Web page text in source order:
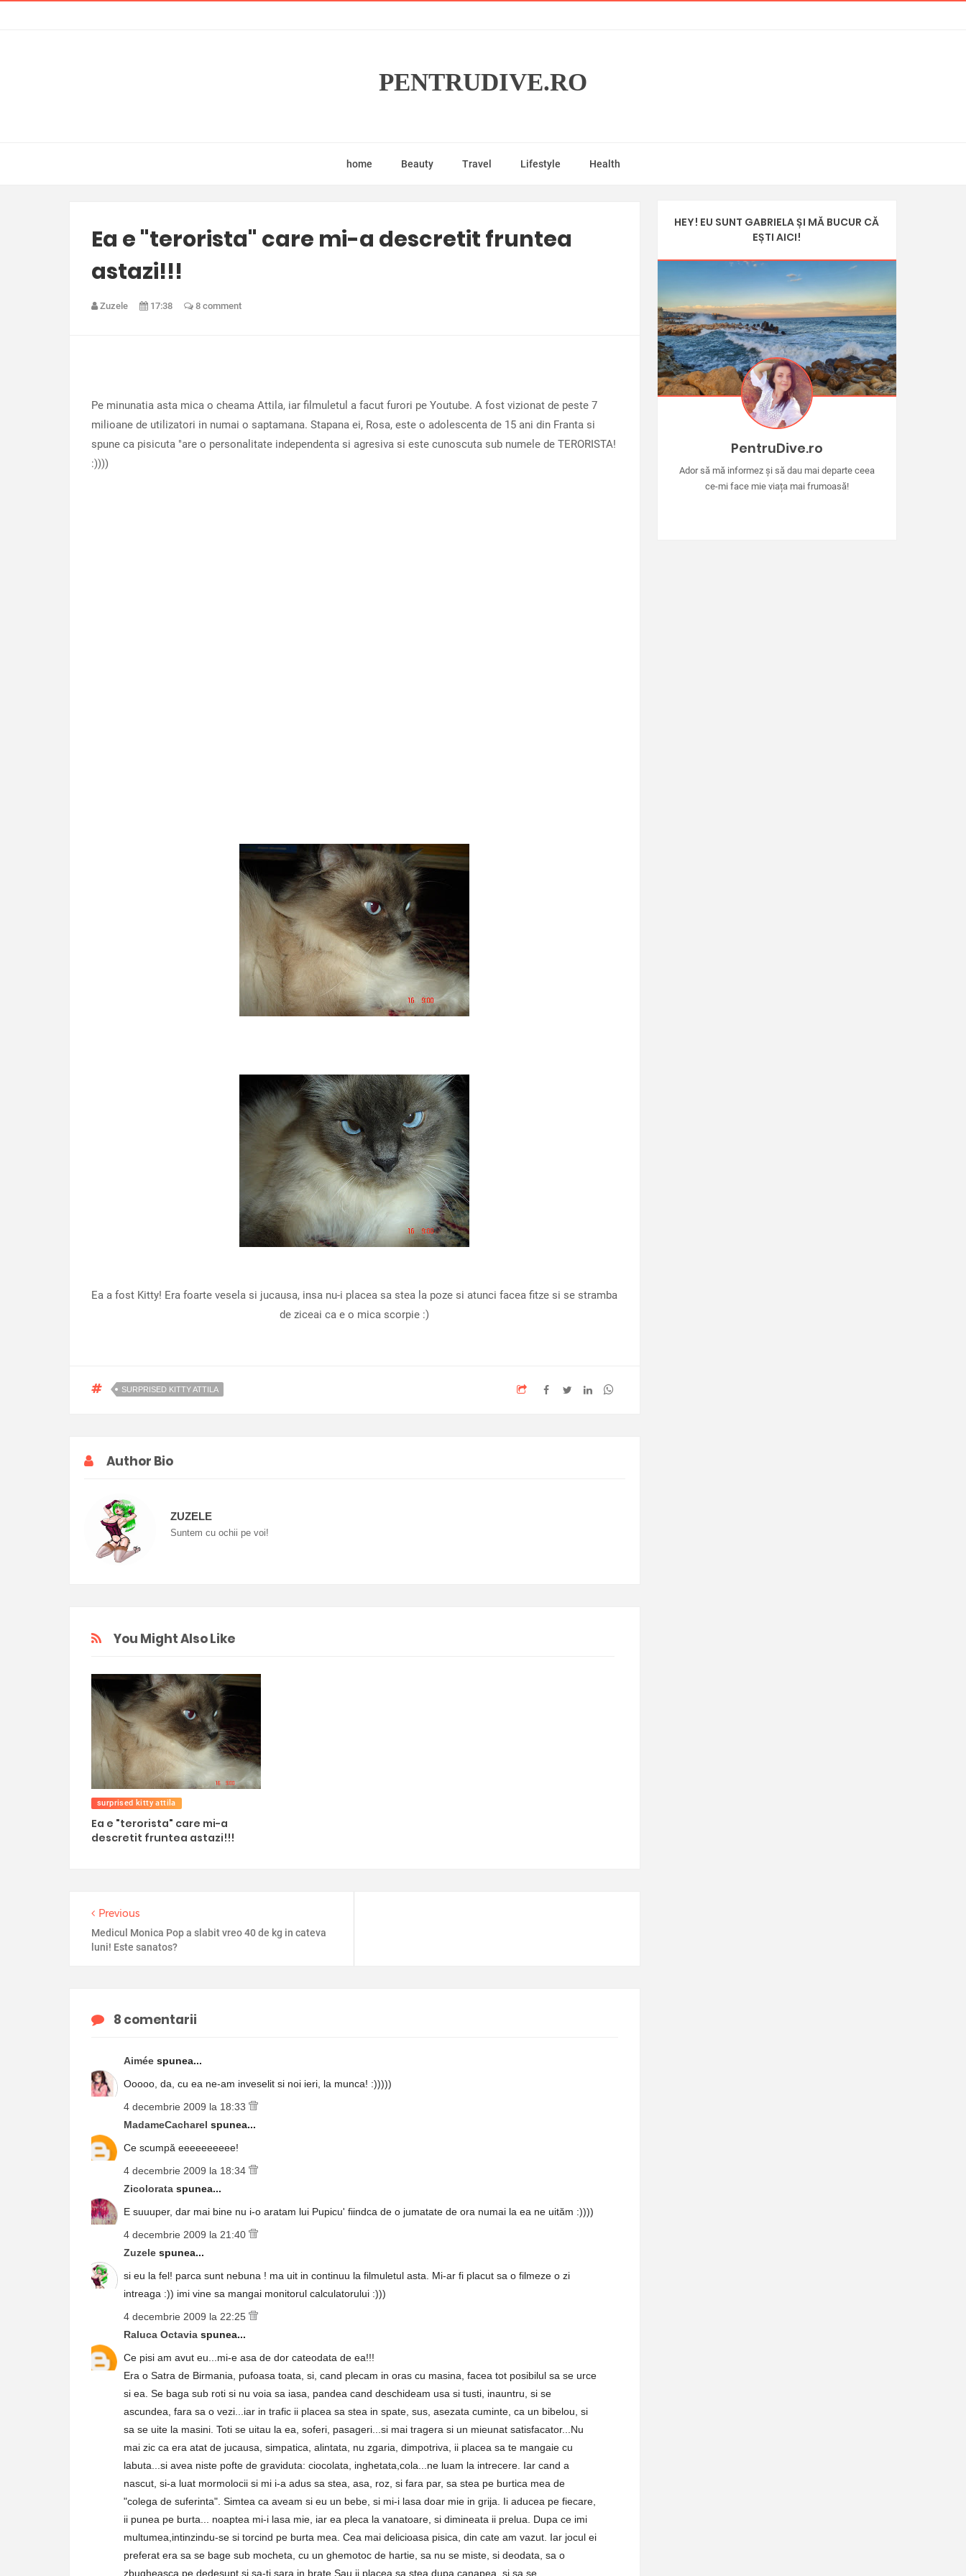
PENTRUDIVE.RO
home Beauty Travel Lifestyle Health
Ea e "terorista" care mi-a descretit fruntea
astazi!!!
Zuzele 17:38 8 comment
Pe minunatia asta mica o cheama Attila, iar filmuletul a facut furori pe Youtube. A fost vizionat de peste 7
milioane de utilizatori in numai o saptamana. Stapana ei, Rosa, este o adolescenta de 15 ani din Franta si
spune ca pisicuta "are o personalitate independenta si agresiva si este cunoscuta sub numele de TERORISTA!
:))))
Ea a fost Kitty! Era foarte vesela si jucausa, insa nu-i placea sa stea la poze si atunci facea fitze si se stramba
de ziceai ca e o mica scorpie :)
SURPRISED KITTY ATTILA
Author Bio
ZUZELE
Suntem cu ochii pe voi!
You Might Also Like
surprised kitty attila
Ea e "terorista" care mi-a
descretit fruntea astazi!!!
Previous
Medicul Monica Pop a slabit vreo 40 de kg in cateva
luni! Este sanatos?
8 comentarii
Aimée spunea...
Ooooo, da, cu ea ne-am inveselit si noi ieri, la munca! :)))))
4 decembrie 2009 la 18:33
MadameCacharel spunea...
Ce scumpă eeeeeeeeee!
4 decembrie 2009 la 18:34
Zicolorata spunea...
E suuuper, dar mai bine nu i-o aratam lui Pupicu' fiindca de o jumatate de ora numai la ea ne uităm :))))
4 decembrie 2009 la 21:40
Zuzele spunea...
si eu la fel! parca sunt nebuna ! ma uit in continuu la filmuletul asta. Mi-ar fi placut sa o filmeze o zi
intreaga :)) imi vine sa mangai monitorul calculatorului :)))
4 decembrie 2009 la 22:25
Raluca Octavia spunea...
Ce pisi am avut eu...mi-e asa de dor cateodata de ea!!!
Era o Satra de Birmania, pufoasa toata, si, cand plecam in oras cu masina, facea tot posibilul sa se urce
si ea. Se baga sub roti si nu voia sa iasa, pandea cand deschideam usa si tusti, inauntru, si se
ascundea, fara sa o vezi...iar in trafic ii placea sa stea in spate, sus, asezata cuminte, ca un bibelou, si
sa se uite la masini. Toti se uitau la ea, soferi, pasageri...si mai tragera si un mieunat satisfacator...Nu
mai zic ca era atat de jucausa, simpatica, alintata, nu zgaria, dimpotriva, ii placea sa te mangaie cu
labuta...si avea niste pofte de graviduta: ciocolata, inghetata,cola...ne luam la intrecere. Iar cand a
nascut, si-a luat mormolocii si mi i-a adus sa stea, asa, roz, si fara par, sa stea pe burtica mea de
"colega de suferinta". Simtea ca aveam si eu un bebe, si mi-i lasa doar mie in grija. Ii aducea pe fiecare,
ii punea pe burta... noaptea mi-i lasa mie, iar ea pleca la vanatoare, si dimineata ii prelua. Dupa ce imi
multumea,intinzindu-se si torcind pe burta mea. Cea mai delicioasa pisica, din cate am vazut. Iar jocul ei
preferat era sa se bage sub mocheta, cu un ghemotoc de hartie, sa nu se miste, si deodata, sa o
zbugheasca pe dedesupt si sa-ti sara in brate.Sau ii placea sa stea dupa canapea, si sa se
HEY! EU SUNT GABRIELA ȘI MĂ BUCUR CĂ
EȘTI AICI!
PentruDive.ro
Ador să mă informez și să dau mai departe ceea
ce-mi face mie viața mai frumoasă!